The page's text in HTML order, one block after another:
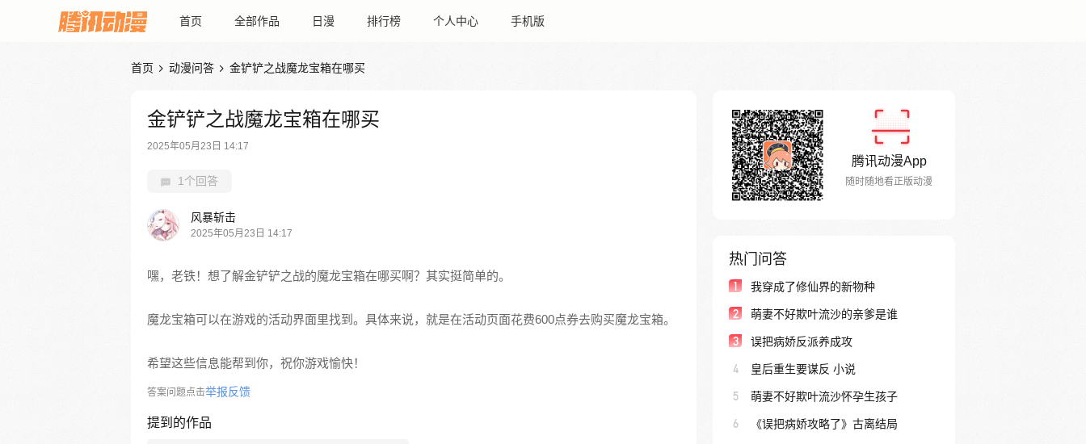
首页 全部作品 日漫 排行榜 个人中心 手机版
首页  动漫问答  金铲铲之战魔龙宝箱在哪买
金铲铲之战魔龙宝箱在哪买
2025年05月23日 14:17
1个回答
风暴斩击
2025年05月23日 14:17
嘿，老铁！想了解金铲铲之战的魔龙宝箱在哪买啊？其实挺简单的。
魔龙宝箱可以在游戏的活动界面里找到。具体来说，就是在活动页面花费600点券去购买魔龙宝箱。
希望这些信息能帮到你，祝你游戏愉快！
答案问题点击举报反馈
提到的作品
腾讯动漫App
随时随地看正版动漫
热门问答
1 我穿成了修仙界的新物种
2 萌妻不好欺叶流沙的亲爹是谁
3 误把病娇反派养成攻
4 皇后重生要谋反 小说
5 萌妻不好欺叶流沙怀孕生孩子
6 《误把病娇攻略了》古离结局